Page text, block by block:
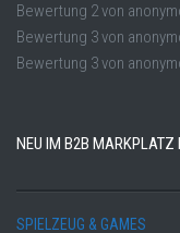
Bewertung 2von
Bewertung 3von
Bewertung 3von
NEU IM B2B MARKPLATZ
SPIELZEUG & GAMES